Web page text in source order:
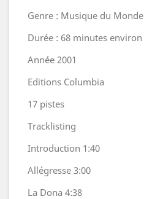
Genre : Musique du Monde
Durée : 68 minutes environ
Année 2001
Editions Columbia
17 pistes
Tracklisting
Introduction 1:40
Allégresse 3:00
La Dona 4:38